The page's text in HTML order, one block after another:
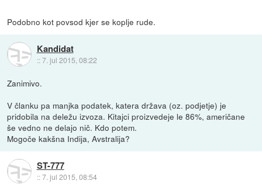
Podobno kot povsod kjer se koplje rude.
Kandidat
::7. jul 2015, 08:22
Zanimivo.
V članku pa manjka podatek, katera država (oz. podjetje) je
pridobila na deležu izvoza. Kitajci proizvedeje le 86%, američane
še vedno ne delajo nič. Kdo potem.
Mogoče kakšna Indija, Avstralija?
ST-777
::7. jul 2015, 08:54